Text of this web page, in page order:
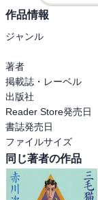
作品情報
ジャンル
著者
掲載誌・レーベル
出版社
Reader Store発売日
書誌発売日
ファイルサイズ
同じ著者の作品